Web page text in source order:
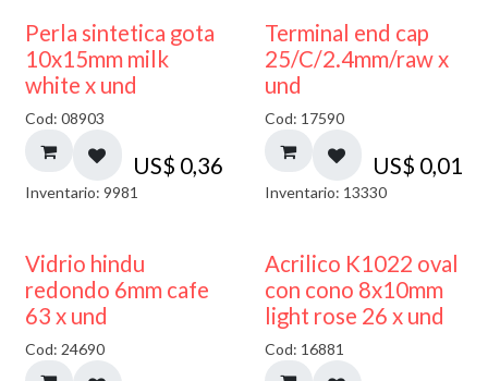
Perla sintetica gota
10x15mm milk
white x und
Cod: 08903
US$ 0,36
Inventario: 9981
Terminal end cap
25/C/2.4mm/raw x
und
Cod: 17590
US$ 0,01
Inventario: 13330
40% DESCUENTO
Vidrio hindu
redondo 6mm cafe
63 x und
Cod: 24690
Acrilico K1022 oval
con cono 8x10mm
light rose 26 x und
Cod: 16881